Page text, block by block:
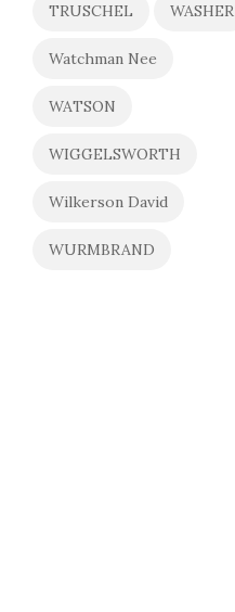
TRUSCHEL WASHER
Watchman Nee
WATSON
WIGGELSWORTH
Wilkerson David
WURMBRAND